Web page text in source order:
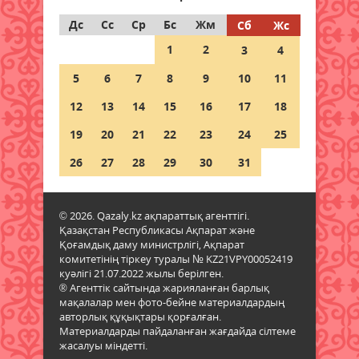
Дауыл, жаңбыр: Еліміздің
бірнеше өңірінде ауа райына
байланысты ескерту жасалды
Бұршақ, дауыл: Еліміздің 16
өңірінде дауылды ескерту
жарияланды
06 тамыз 2026 ж. 88
6 тамызға валюта бағамы
06 тамыз 2026 ж. 85
Синоптиктер Қазақстанның екі
қаласында ауа сапасы
нашарлауы мүмкін екенін
ескертті
06 тамыз 2026 ж.
Дс
Сс Ср Бс Жм Сб
Жс
1
2 3
4
5
6 7 8 9 10
11
12
13 14 15 16 17
18
19
20 21 22 23 24
25
26
27 28 29 30 31
© 2026. Qazaly.kz ақпараттық агенттігі.
Қазақстан Республикасы Ақпарат және
Қоғамдық даму министрлігі, Ақпарат
комитетінің тіркеу туралы № KZ21VPY00052419
куәлігі 21.07.2022 жылы берілген.
® Агенттік сайтында жарияланған барлық
мақалалар мен фото-бейне материалдардың
авторлық құқықтары қорғалған.
Материалдарды пайдаланған жағдайда сілтеме
жасалуы міндетті.